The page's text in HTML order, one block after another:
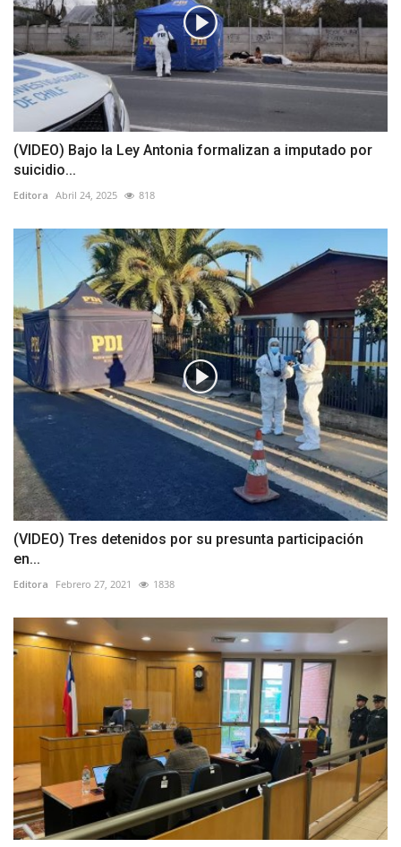
(VIDEO) Bajo la Ley Antonia formalizan a imputado por
suicidio...
Editora Abril 24, 2025 818
(VIDEO) Tres detenidos por su presunta participación
en...
Editora Febrero 27, 2021 1838